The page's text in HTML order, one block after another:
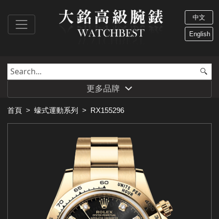
中文
English
更多品牌
首頁 > 蠔式運動系列 > RX155296